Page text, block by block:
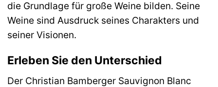
die Grundlage für große Weine bilden. Seine
Weine sind Ausdruck seines Charakters und
seiner Visionen.
Erleben Sie den Unterschied
Der Christian Bamberger Sauvignon Blanc